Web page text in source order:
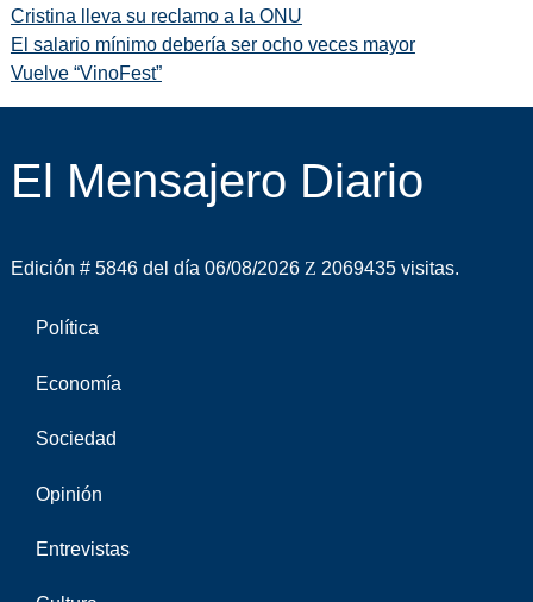
Cristina lleva su reclamo a la ONU
El salario mínimo debería ser ocho veces mayor
Vuelve “VinoFest”
El Mensajero Diario
Edición # 5846 del día 06/08/2026 2069435 visitas.
Política
Economía
Sociedad
Opinión
Entrevistas